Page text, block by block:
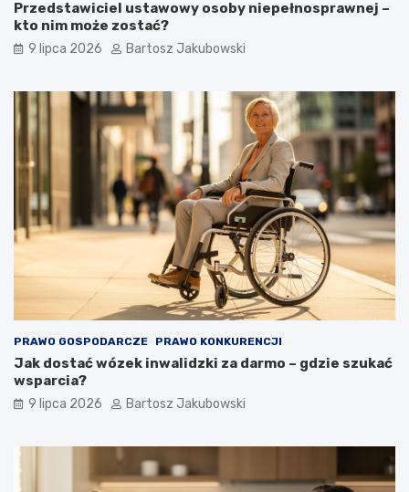
Przedstawiciel ustawowy osoby niepełnosprawnej –
kto nim może zostać?
9 lipca 2026 Bartosz Jakubowski
PRAWO GOSPODARCZE PRAWO KONKURENCJI
Jak dostać wózek inwalidzki za darmo – gdzie szukać
wsparcia?
9 lipca 2026 Bartosz Jakubowski